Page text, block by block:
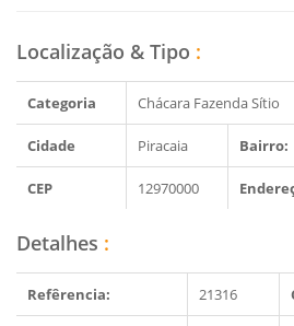
Localização & Tipo :
Categoria Chácara Fazenda Sítio
Cidade Piracaia Bairro:
CEP 12970000
Detalhes :
Refêrencia: 21316